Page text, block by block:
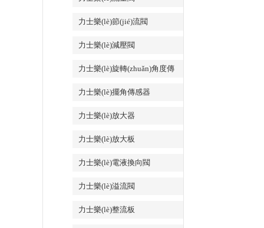
力士樂(lè)節(jié)流閥
力士樂(lè)減壓閥
力士樂(lè)旋轉(zhuǎn)角度傳
感器
力士樂(lè)擺角傳感器
力士樂(lè)放大器
力士樂(lè)放大板
力士樂(lè)電液換向閥
力士樂(lè)溢流閥
力士樂(lè)整流板